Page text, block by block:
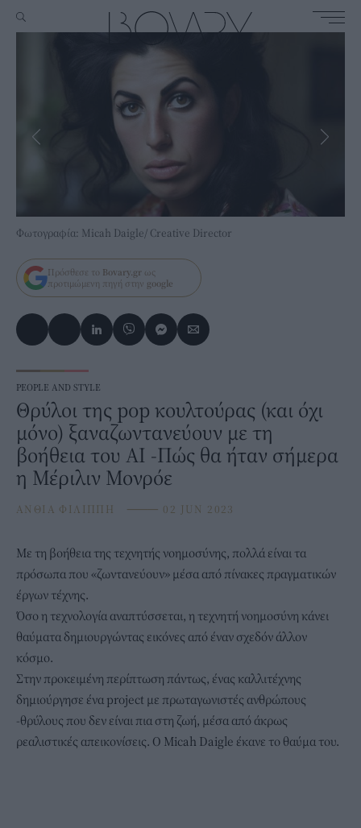
Φωτογραφία: Micah Daigle/ Creative Director
Πρόσθεσε το Bovary.gr ως
προτιμώμενη πηγή στην google
PEOPLE AND STYLE
Θρύλοι της pop κουλτούρας (και όχι
μόνο) ξαναζωντανεύουν με τη
βοήθεια του ΑΙ -Πώς θα ήταν σήμερα
η Μέριλιν Μονρόε
ΑΝΘΙΑ ΦΙΛΙΠΠΗ ⸻ 02 JUN 2023
Με τη βοήθεια της τεχνητής νοημοσύνης, πολλά είναι τα
πρόσωπα που «ζωντανεύουν» μέσα από πίνακες πραγματικών
έργων τέχνης.
Όσο η τεχνολογία αναπτύσσεται, η τεχνητή νοημοσύνη κάνει
θαύματα δημιουργώντας εικόνες από έναν σχεδόν άλλον
κόσμο.
Στην προκειμένη περίπτωση πάντως, ένας καλλιτέχνης
δημιούργησε ένα project με πρωταγωνιστές ανθρώπους
-θρύλους που δεν είναι πια στη ζωή, μέσα από άκρως
ρεαλιστικές απεικονίσεις. Ο Micah Daigle έκανε το θαύμα του.